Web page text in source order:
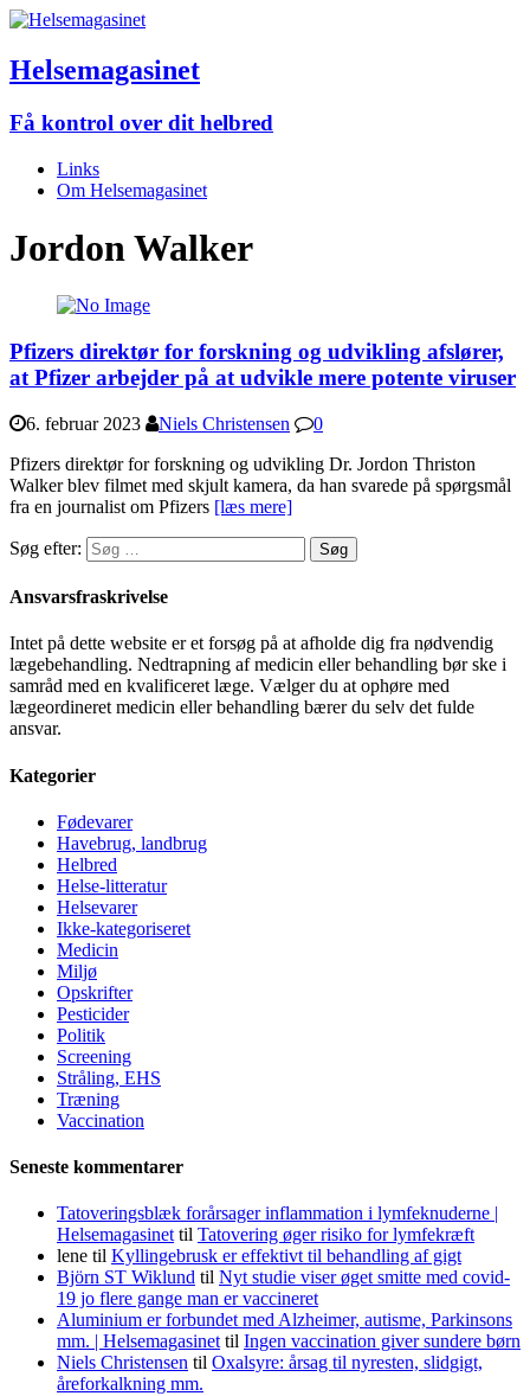
Helsemagasinet
Få kontrol over dit helbred
Links
Om Helsemagasinet
Jordon Walker
Pfizers direktør for forskning og udvikling afslører,
at Pfizer arbejder på at udvikle mere potente viruser
6. februar 2023 Niels Christensen
0
Pfizers direktør for forskning og udvikling Dr. Jordon Thriston
Walker blev filmet med skjult kamera, da han svarede på spørgsmål
fra en journalist om Pfizers [læs mere]
Søg efter:
Ansvarsfraskrivelse
Intet på dette website er et forsøg på at afholde dig fra nødvendig
lægebehandling. Nedtrapning af medicin eller behandling bør ske i
samråd med en kvalificeret læge. Vælger du at ophøre med
lægeordineret medicin eller behandling bærer du selv det fulde
ansvar.
Kategorier
Fødevarer
Havebrug, landbrug
Helbred
Helse-litteratur
Helsevarer
Ikke-kategoriseret
Medicin
Miljø
Opskrifter
Pesticider
Politik
Screening
Stråling, EHS
Træning
Vaccination
Seneste kommentarer
Tatoveringsblæk forårsager inflammation i lymfeknuderne |
Helsemagasinettil Tatovering øger risiko for lymfekræft
lene til Kyllingebrusk er effektivt til behandling af gigt
Björn ST Wiklund til Nyt studie viser øget smitte med covid-
19 jo flere gange man er vaccineret
Aluminium er forbundet med Alzheimer, autisme, Parkinsons
mm. | Helsemagasinettil Ingen vaccination giver sundere børn
Niels Christensen til Oxalsyre: årsag til nyresten, slidgigt,
åreforkalkning mm.